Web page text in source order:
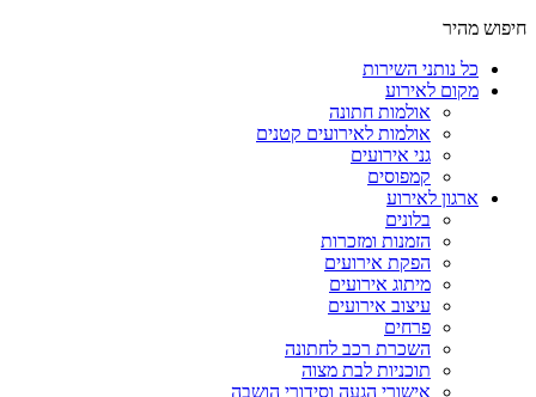
חיפוש מהיר
כל נותני השירות
מקום לאירוע
אולמות חתונה
אולמות לאירועים קטנים
גני אירועים
קמפוסים
ארגון לאירוע
בלונים
הזמנות ומזכרות
הפקת אירועים
מיתוג אירועים
עיצוב אירועים
פרחים
השכרת רכב לחתונה
תוכניות לבת מצוה
אישורי הגעה וסידורי הושבה